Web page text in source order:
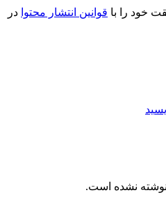
خود را با قوانین انتشار محتوا در
نشده است.